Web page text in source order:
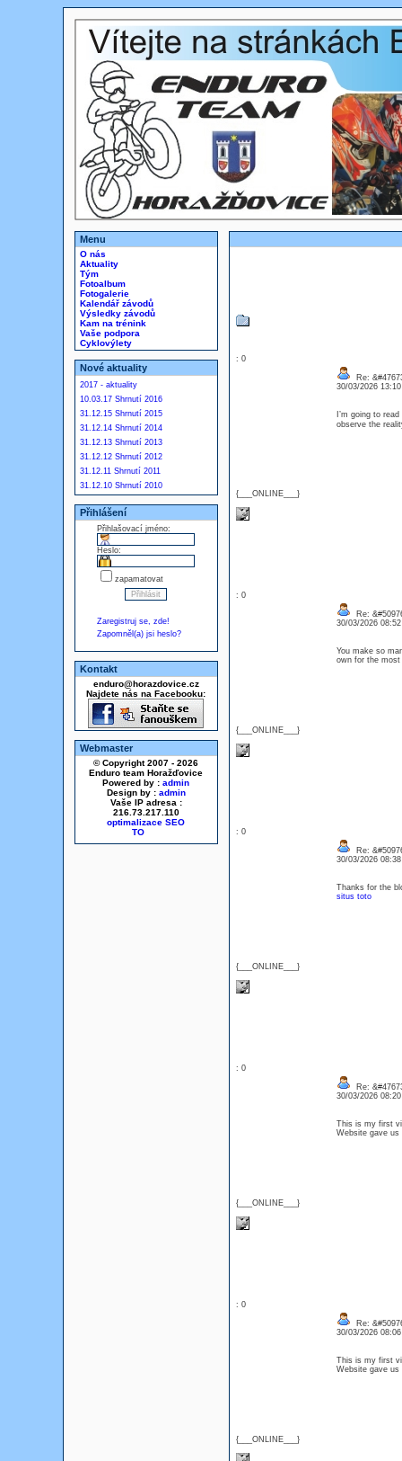
Menu
O nás
Aktuality
Tým
Fotoalbum
Fotogalerie
Kalendář závodů
Výsledky závodů
Kam na trénink
Vaše podpora
Cyklovýlety
Nové aktuality
2017 - aktuality
10.03.17 Shrnutí 2016
31.12.15 Shrnutí 2015
31.12.14 Shrnutí 2014
31.12.13 Shrnutí 2013
31.12.12 Shrnutí 2012
31.12.11 Shrnutí 2011
31.12.10 Shrnutí 2010
Přihlášení
Přihlašovací jméno:
Heslo:
zapamatovat
Zaregistruj se, zde!
Zapomněl(a) jsi heslo?
Kontakt
enduro@horazdovice.cz
Najdete nás na Facebooku:
Webmaster
© Copyright 2007 - 2026
Enduro team Horažďovice
Powered by : admin
Design by : admin
Vaše IP adresa :
216.73.217.110
optimalizace SEO
: 0
{___ONLINE___}
Re:
30/03/2026
I’m going to
observe the
: 0
{___ONLINE___}
Re:
30/03/2026
You make so
own for the
: 0
{___ONLINE___}
Re:
30/03/2026
Thanks for the
situs toto
: 0
{___ONLINE___}
Re:
30/03/2026
This is my first
Website gave
: 0
{___ONLINE___}
Re:
30/03/2026
This is my first
Website gave